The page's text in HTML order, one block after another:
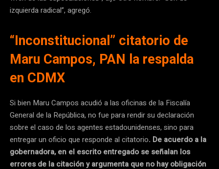
izquierda radical”, agregó.
“Inconstitucional” citatorio de
Maru Campos, PAN la respalda
en CDMX
Si bien Maru Campos acudió a las oficinas de la Fiscalía
General de la República, no fue para rendir su declaración
sobre el caso de los agentes estadounidenses, sino para
entregar un oficio que responde al citatorio. De acuerdo a la
gobernadora, en el escrito entregado se señalan los
errores de la citación y argumenta que no hay obligación